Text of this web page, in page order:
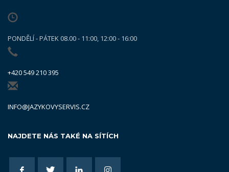
PONDĚLÍ - PÁTEK 08.00 - 11:00, 12:00 - 16:00
+420 549 210 395
INFO@JAZYKOVYSERVIS.CZ
NAJDETE NÁS TAKÉ NA SÍTÍCH